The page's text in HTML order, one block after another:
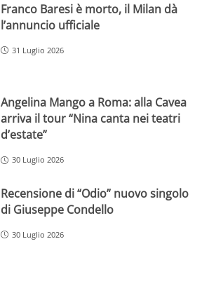
Franco Baresi è morto, il Milan dà
l’annuncio ufficiale
31 Luglio 2026
Angelina Mango a Roma: alla Cavea
arriva il tour “Nina canta nei teatri
d’estate”
30 Luglio 2026
Recensione di “Odio” nuovo singolo
di Giuseppe Condello
30 Luglio 2026